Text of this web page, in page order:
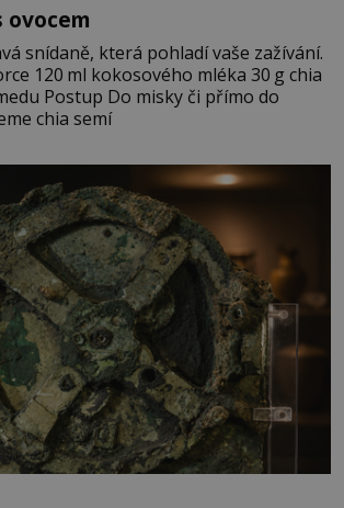
ovocem
snídaně, která pohladí vaše zažívání.
g chia
přímo do
chia semí